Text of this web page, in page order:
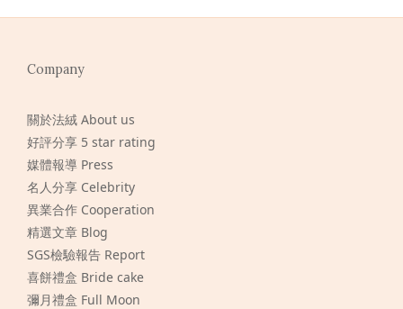
Company
關於法絨 About us
好評分享 5 star rating
媒體報導 Press
名人分享 Celebrity
異業合作 Cooperation
精選文章 Blog
SGS檢驗報告 Report
喜餅禮盒 Bride cake
彌月禮盒 Full Moon